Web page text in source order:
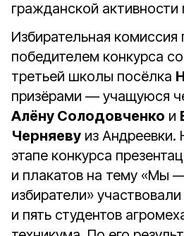
гражданской
Избирательная комиссия
победителем конкурса
третьей школы посёлка
призёрами — учащуюся
Алёну Солодовченко и
Черняеву из
этапе конкурса
и плакатов на тему «Мы
избиратели» участвовали
и пять студентов